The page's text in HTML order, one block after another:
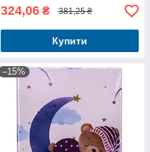
324,06 ₴ 381,25 ₴
Купити
–15%